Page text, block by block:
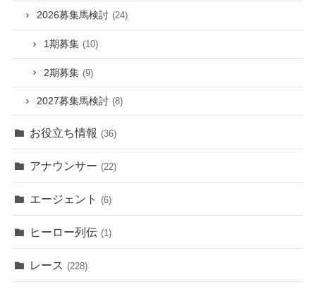
2026募集馬検討 (24)
1期募集 (10)
2期募集 (9)
2027募集馬検討 (8)
お役立ち情報 (36)
アナウンサー (22)
エージェント (6)
ヒーロー列伝 (1)
レース (228)